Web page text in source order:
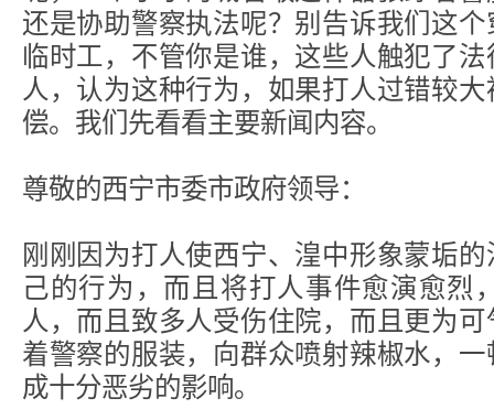
还是协助警察执法呢？别告诉我们这
临时工，不管你是谁，这些人触犯了
人，认为这种行为，如果打人过错较
偿。我们先看看主要新闻内容。
尊敬的西宁市委市政府领导：
刚刚因为打人使西宁、湟中形象蒙垢
己的行为，而且将打人事件愈演愈烈
人，而且致多人受伤住院，而且更为
着警察的服装，向群众喷射辣椒水，
成十分恶劣的影响。